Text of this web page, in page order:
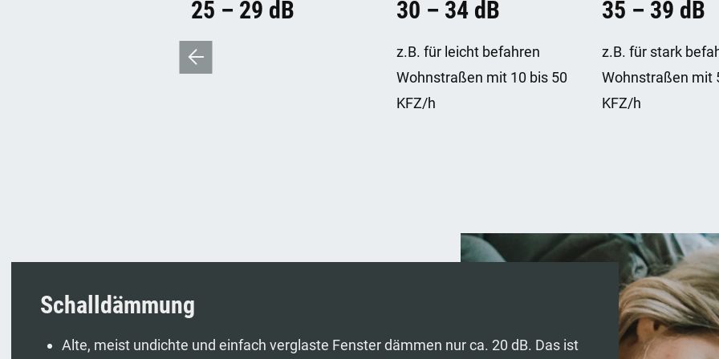
25 – 29 dB 30 – 34 dB
z.B. für leicht befahren
Wohnstraßen mit 10 bis 50
KFZ/h
35 – 39 dB
z.B. für stark
Wohnstraßen mit
KFZ/h
Schalldämmung
Alte, meist undichte und einfach verglaste Fenster dämmen nur ca. 20 dB. Das ist